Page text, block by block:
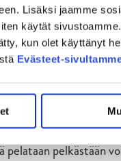
Lisäksi jaamme
käytät
kun olet käyttänyt
Evästeet-
Ossi Louhivaaran
ellei jopa koko
koko ajan ja
kovaa ja
pelataan pelkästään